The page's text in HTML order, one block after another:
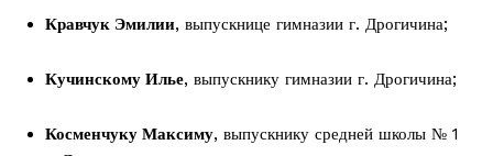
ПОДПИСАТЬСЯ
Кравчук Эмилии, выпускнице гимназии г. Дрогичина;
Кучинскому Илье, выпускнику гимназии г. Дрогичина;
Косменчуку Максиму, выпускнику средней школы № 1